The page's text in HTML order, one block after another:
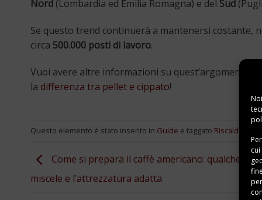
Nord (Lombardia ed Emilia Romagna) e del Sud
Se questo trend continuerà a mantenersi costante,
circa 500.000 posti di lavoro.
Vuoi avere altre informazioni su quest’argomento
la differenza tra pellet e cippato!
Questo elemento è stato inserito in Guide e taggato Riscaldamento
Come si prepara il caffè americano: qualche
miscele e l’attrezzatura adatta